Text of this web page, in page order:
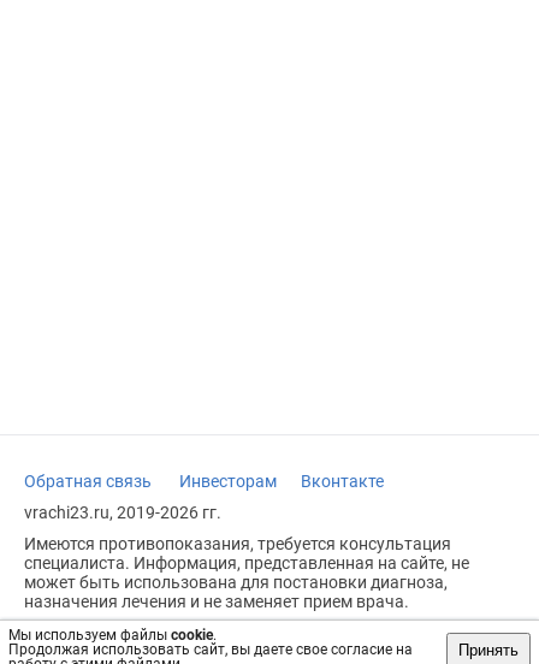
Мы используем файлы cookie.
Продолжая использовать сайт, вы даете свое согласие на
Принять
Обратная связь Инвесторам
Вконтакте
vrachi23.ru, 2019-2026 гг.
Имеются противопоказания, требуется консультация
специалиста. Информация, представленная на сайте, не
может быть использована для постановки диагноза,
назначения лечения и не заменяет прием врача.
Возрастное ограничение: 18+